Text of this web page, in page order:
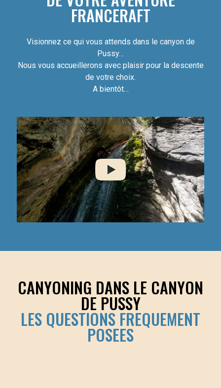
FRANCERAFT
Visionnez ce qui vous attends dans le canyon de
Pussy…
Nous vous accueillerons avec plaisir pour la descente
de votre choix.
A bientôt…
CANYONING DANS LE CANYON
DE PUSSY
LES QUESTIONS FREQUEMENT
POSEES